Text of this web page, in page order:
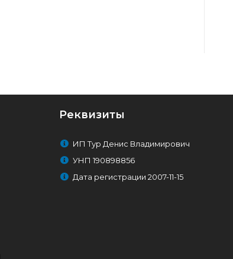
Реквизиты
ИП Тур Денис Владимирович
УНП 190898856
Дата регистрации 2007-11-15